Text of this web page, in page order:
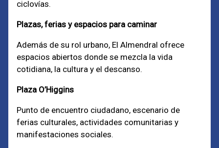
ciclovías.
Plazas, ferias y espacios para caminar
Además de su rol urbano, El Almendral ofrece
espacios abiertos donde se mezcla la vida
cotidiana, la cultura y el descanso.
Plaza O’Higgins
Punto de encuentro ciudadano, escenario de
ferias culturales, actividades comunitarias y
manifestaciones sociales.